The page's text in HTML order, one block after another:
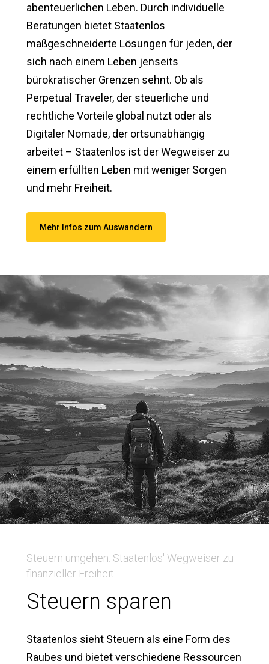
abenteuerlichen Leben. Durch individuelle
Beratungen bietet Staatenlos
maßgeschneiderte Lösungen für jeden, der
sich nach einem Leben jenseits
bürokratischer Grenzen sehnt. Ob als
Perpetual Traveler, der steuerliche und
rechtliche Vorteile global nutzt oder als
Digitaler Nomade, der ortsunabhängig
arbeitet – Staatenlos ist der Wegweiser zu
einem erfüllten Leben mit weniger Sorgen
und mehr Freiheit​.
Mehr Infos zum Auswandern
Steuern umgehen: Staatenlos' Wegweiser zu
finanzieller Freiheit
Steuern sparen
Staatenlos sieht Steuern als eine Form des
Raubes und bietet verschiedene Ressourcen